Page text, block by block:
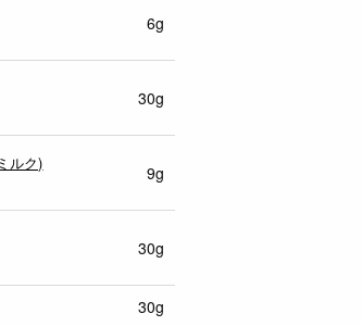
6g
30g
ルク)
9g
30g
30g